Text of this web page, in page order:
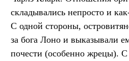
складывались непросто и
С одной стороны,
за бога Лоно и выказывали
почести (особенно жрецы).